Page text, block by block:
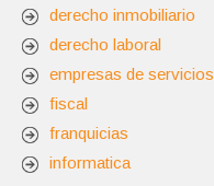
derecho inmobiliario
derecho laboral
empresas de servicios
fiscal
franquicias
informatica